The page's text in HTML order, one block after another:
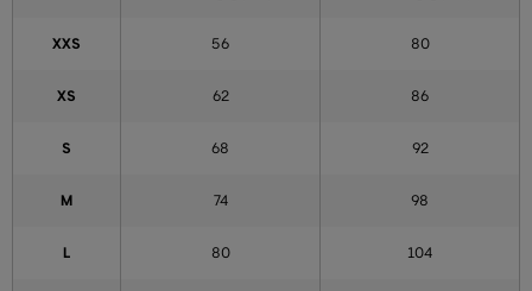
XXS 56 80
XS 62 86
S 68 92
M 74 98
L 80 104